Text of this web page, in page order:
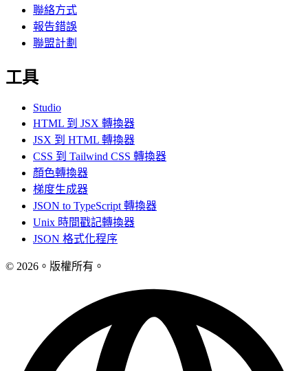
聯絡方式
報告錯誤
聯盟計劃
工具
Studio
HTML 到 JSX 轉換器
JSX 到 HTML 轉換器
CSS 到 Tailwind CSS 轉換器
顏色轉換器
梯度生成器
JSON to TypeScript 轉換器
Unix 時間戳記轉換器
JSON 格式化程序
© 2026。版權所有。